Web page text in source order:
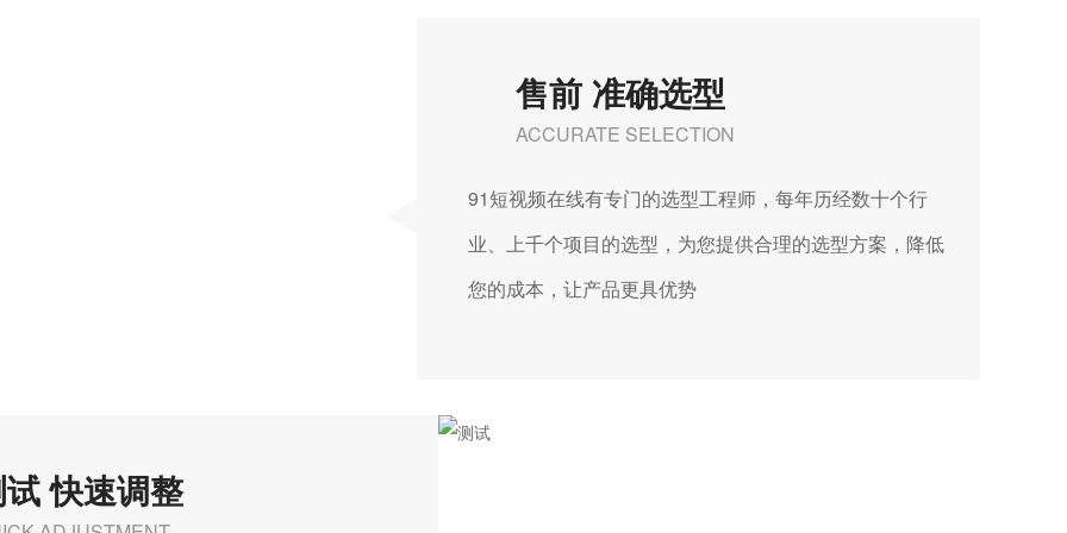
售前 准确选型
ACCURATE SELECTION
91短视频在线有专门的选型工程师，每年历经数十个行
业、上千个项目的选型，为您提供合理的选型方案，降低
您的成本，让产品更具优势
快速调整